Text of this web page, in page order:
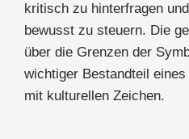
kritisch zu hinterfragen
bewusst zu steuern. Die
über die Grenzen der
wichtiger Bestandteil
mit kulturellen Zeichen.